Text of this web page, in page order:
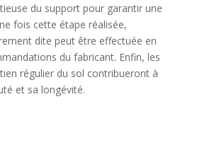
du support pour garantir une
fois cette étape réalisée,
dite peut être effectuée en
du fabricant. Enfin, les
régulier du sol contribueront à
et sa longévité.